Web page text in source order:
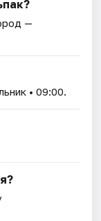
—
• 09:00.